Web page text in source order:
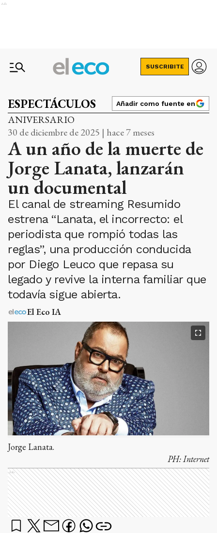
Ads
SUSCRIBITE
ESPECTÁCULOS Añadir como fuente en
ANIVERSARIO
30 de diciembre de 2025 | hace 7 meses
A un año de la muerte de
Jorge Lanata, lanzarán
un documental
El canal de streaming Resumido
estrena “Lanata, el incorrecto: el
periodista que rompió todas las
reglas”, una producción conducida
por Diego Leuco que repasa su
legado y revive la interna familiar que
todavía sigue abierta.
El Eco IA
Jorge Lanata.
PH:Internet
Ads